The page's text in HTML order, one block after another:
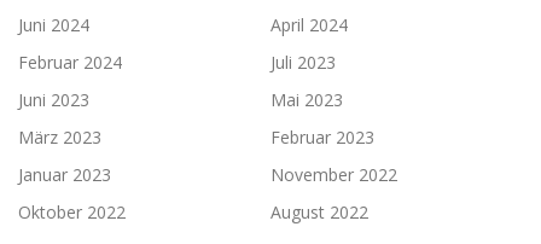
Juni 2024
April 2024
Februar 2024
Juli 2023
Juni 2023
Mai 2023
März 2023
Februar 2023
Januar 2023
November 2022
Oktober 2022
August 2022